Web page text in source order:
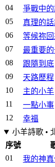
04
爭戰中
05
真理的
06
等候祢回
07
最重要
08
跟隨到底
09
天路歷程
10
主的小羊
11
一點小事
12
幸福
小羊詩歌 •
序號
01
我的神